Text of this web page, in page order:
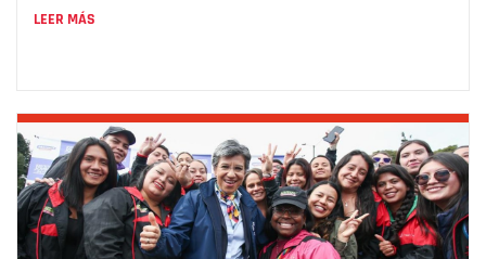
LEER MÁS